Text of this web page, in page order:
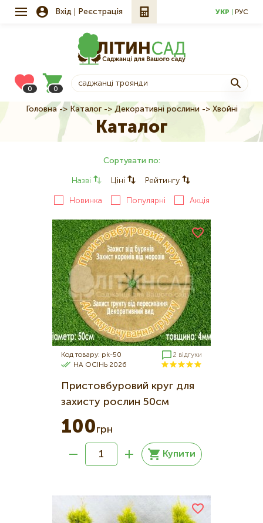
Вхід Реєстрація УКР РУС
0 0
Рядок
навіґації
Головна Каталог Декоративні рослини Хвойні
Каталог
Сортувати по:
Назві Ціні Рейтингу
Новинка Популярні Акція
Код товару: pk-50
2 відгуки
НА ОСІНЬ 2026
Пристовбуровий круг для
захисту рослин 50см
100грн
Купити